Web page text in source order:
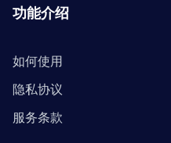
功能介绍
如何使用
隐私协议
服务条款